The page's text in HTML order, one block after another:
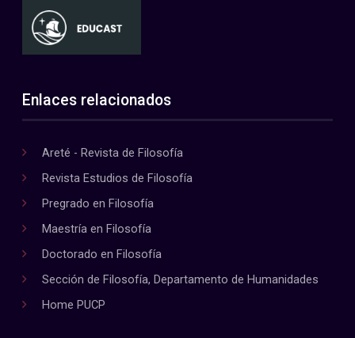
Enlaces relacionados
Areté - Revista de Filosofía
Revista Estudios de Filosofía
Pregrado en Filosofía
Maestría en Filosofía
Doctorado en Filosofía
Sección de Filosofía, Departamento de Humanidades
Home PUCP